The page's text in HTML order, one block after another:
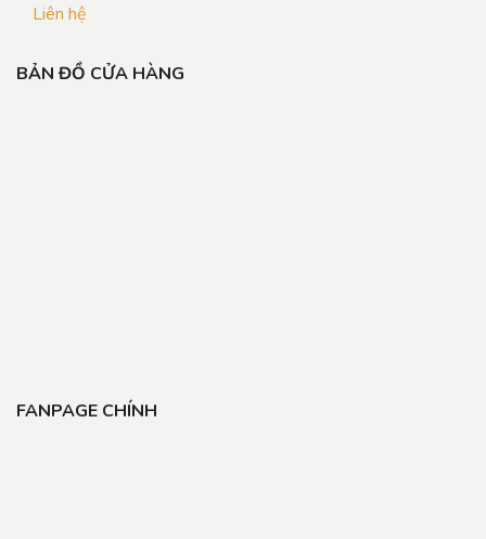
Liên hệ
BẢN ĐỒ CỬA HÀNG
FANPAGE CHÍNH